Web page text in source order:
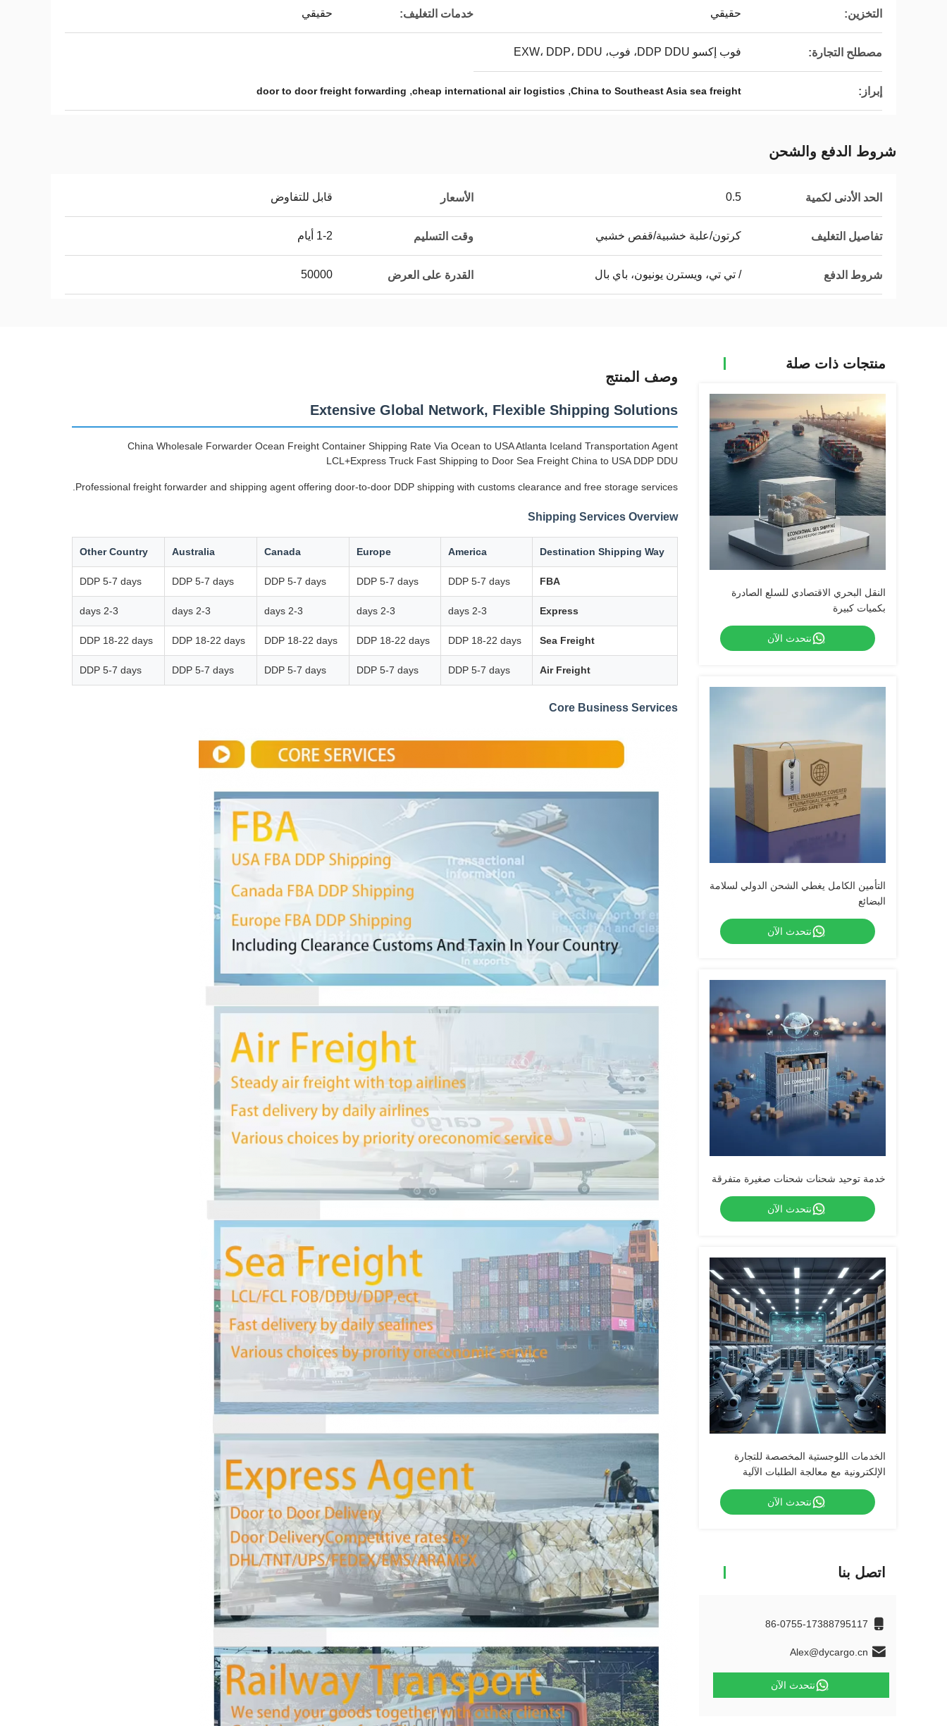
التخزين: حقيقي خدمات التغليف: حقيقي
مصطلح التجارة: فوب إكسو DDP DDU، فوب، EXW، DDP، DDU
إبراز: China to Southeast Asia sea freight
,
cheap international air logistics
,
door to door freight forwarding
شروط الدفع والشحن
الحد الأدنى لكمية 0.5 الأسعار قابل للتفاوض
تفاصيل التغليف كرتون/علبة خشبية/قفص خشبي وقت التسليم 1-2 أيام
شروط الدفع / تي تي، ويسترن يونيون، باي بال القدرة على العرض 50000
منتجات ذات صلة
النقل البحري الاقتصادي للسلع الصادرة
بكميات كبيرة
نتحدث الآن
التأمين الكامل يغطي الشحن الدولي لسلامة
البضائع
نتحدث الآن
خدمة توحيد شحنات شحنات صغيرة متفرقة
نتحدث الآن
الخدمات اللوجستية المخصصة للتجارة
الإلكترونية مع معالجة الطلبات الآلية
نتحدث الآن
اتصل بنا
86-0755-17388795117
Alex@dycargo.cn
نتحدث الآن
وصف المنتج
Extensive Global Network, Flexible Shipping Solutions
China Wholesale Forwarder Ocean Freight Container Shipping Rate Via Ocean to USA Atlanta Iceland Transportation Agent
LCL+Express Truck Fast Shipping to Door Sea Freight China to USA DDP DDU
Professional freight forwarder and shipping agent offering door-to-door DDP shipping with customs clearance and free storage services.
Shipping Services Overview
Destination Shipping Way
America
Europe
Canada
Australia
Other Country
FBA
DDP 5-7 days
DDP 5-7 days
DDP 5-7 days
DDP 5-7 days
DDP 5-7 days
Express
2-3 days
2-3 days
2-3 days
2-3 days
2-3 days
Sea Freight
DDP 18-22 days
DDP 18-22 days
DDP 18-22 days
DDP 18-22 days
DDP 18-22 days
Air Freight
DDP 5-7 days
DDP 5-7 days
DDP 5-7 days
DDP 5-7 days
DDP 5-7 days
Core Business Services